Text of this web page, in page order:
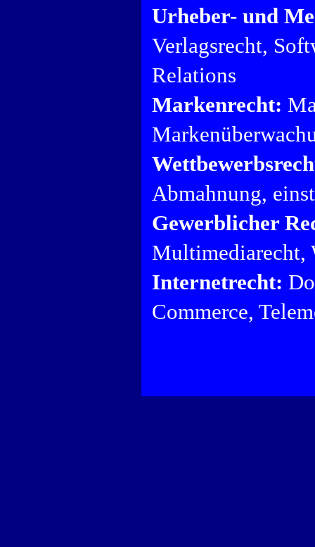
Urheber- und
Verlagsrecht,
Relations
Markenrecht:
Abmahnung,
Gewerblicher
Multimediarecht,
Internetrecht:
Commerce,